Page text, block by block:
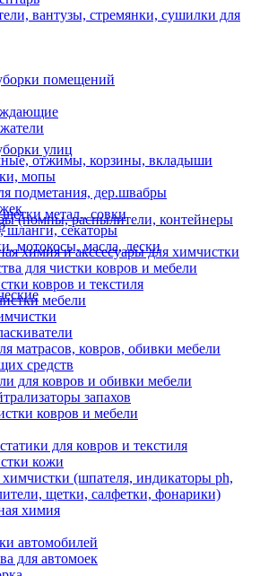
вантузы, стремянки, сушилки для
помещений
отжимы, корзины, вкладыши
мопы
подметания, дер.швабры
улиц
метал., совки
шланги, секаторы
мотокосы, масла, лески
(помпы, распылители, контейнеры
химия и акссесуары для химчистки
для чистки ковров и мебели
ковров и текстиля
мебели
матрасов, ковров, обивки мебели
средств
для ковров и обивки мебели
запахов
ковров и мебели
для ковров и текстиля
кожи
(шпателя, индикаторы ph,
щетки, салфетки, фонарики)
химия
автомобилей
для автомоек